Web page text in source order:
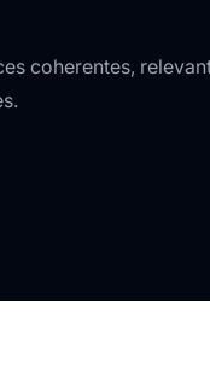
coherentes,